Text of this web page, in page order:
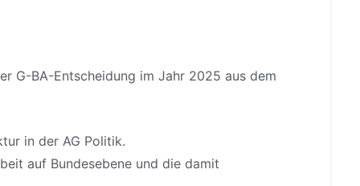
G-BA-Entscheidung im Jahr 2025 aus dem
in der AG Politik.
auf Bundesebene und die damit